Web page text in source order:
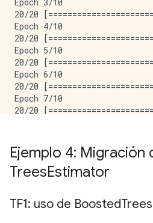
'accuracy_baseline': 0.625,
'auc': 0.73532283,
'auc_precision_recall':
'average_loss': 0.65179086,
'label/mean': 0.375,
'loss': 0.63768697,
'precision': 0.60714287,
'prediction/mean':
'recall': 0.5151515,
20/20
Epoch 4/10
20/20
Epoch 5/10
20/20
Epoch 6/10
20/20
Epoch 7/10
20/20
Epoch 9/10
20/20
Epoch 10/10
Ejemplo 4:
TreesEstimator
TF1: uso de BoostedTrees